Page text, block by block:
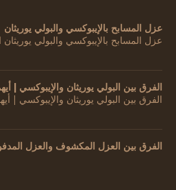
عزل المسابح بالإيبوكسي والبولي يوريثان
عزل المسابح بالإيبوكسي والبولي
الفرق بين البولي يوريثان والإيبوكسي |
الفرق بين البولي يوريثان والإيبوكسي |
الفرق بين العزل المكشوف والعزل